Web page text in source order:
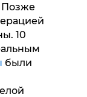
Позже
10
были